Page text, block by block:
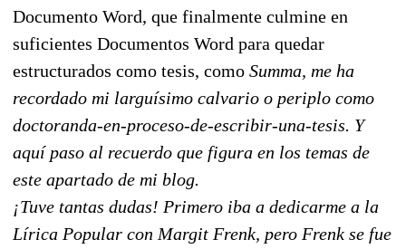
Documento Word, que finalmente culmine en
suficientes Documentos Word para quedar
estructurados como tesis, como Summa, me ha
recordado mi larguísimo calvario o periplo como
doctoranda-en-proceso-de-escribir-una-tesis. Y
aquí paso al recuerdo que figura en los temas de
este apartado de mi blog.
¡Tuve tantas dudas! Primero iba a dedicarme a la
Lírica Popular con Margit Frenk, pero Frenk se fue